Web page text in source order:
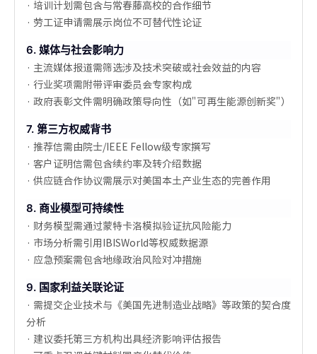
· 培训计划需包含与常春藤高校的合作细节
· 劳工证申请需展示岗位不可替代性论证
6. 媒体与社会影响力
· 主流媒体报道需筛选涉及技术突破或社会效益的内容
· 行业奖项需附带评审委员会专家构成
· 政府表彰文件需明确政策导向性（如"可再生能源创新奖"）
7. 第三方权威背书
· 推荐信需由院士/IEEE Fellow级专家撰写
· 客户证明信需包含续约率及转介绍数据
· 供应链合作协议需展示对美国本土产业生态的完善作用
8. 商业模型可持续性
· 财务模型需通过蒙特卡洛模拟验证抗风险能力
· 市场分析需引用IBISWorld等权威数据源
· 应急预案需包含地缘政治风险对冲措施
9. 国家利益关联论证
· 需提交企业技术与《美国先进制造业战略》等政策的契合度
分析
· 建议委托第三方机构出具经济影响评估报告